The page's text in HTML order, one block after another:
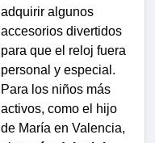
adquirir algunos
accesorios divertidos
para que el reloj fuera
personal y especial.
Para los niños más
activos, como el hijo
de María en Valencia,